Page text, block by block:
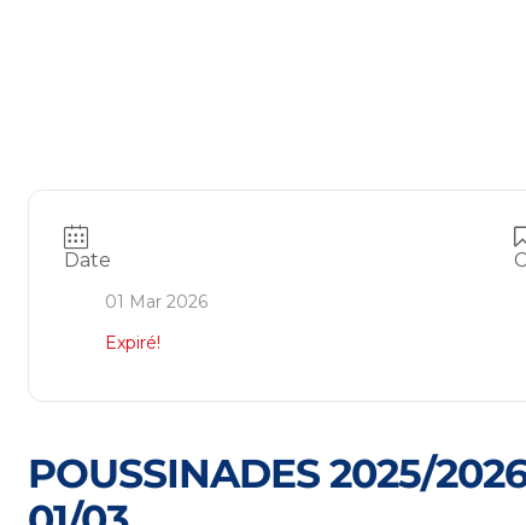
Date
01 Mar 2026
Expiré!
POUSSINADES 2025/